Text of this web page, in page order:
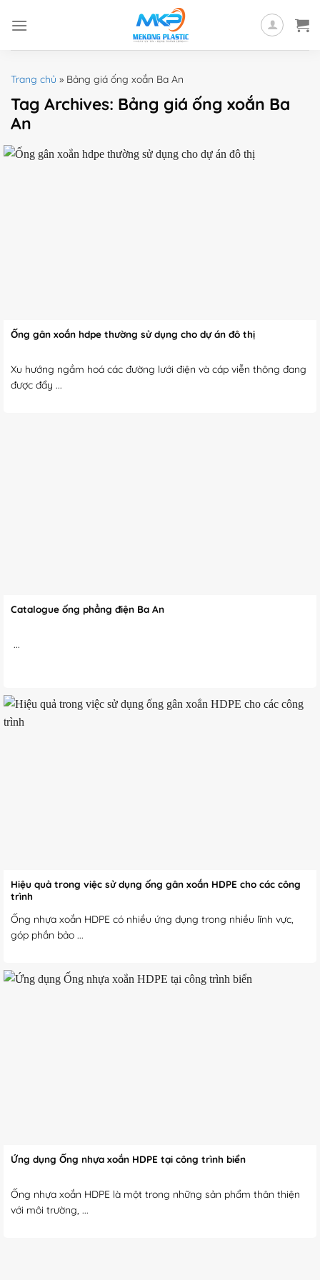
Trang chủ » Bảng giá ống xoắn Ba An
Tag Archives: Bảng giá ống xoắn Ba
An
Ống gân xoắn hdpe thường sử dụng cho dự án đô thị
Xu hướng ngầm hoá các đường lưới điện và cáp viễn thông đang
được đẩy ...
Catalogue ống phẳng điện Ba An
...
Hiệu quả trong việc sử dụng ống gân xoắn HDPE cho các công
trình
Ống nhựa xoắn HDPE có nhiều ứng dụng trong nhiều lĩnh vực,
góp phần bảo ...
Ứng dụng Ống nhựa xoắn HDPE tại công trình biển
Ống nhựa xoắn HDPE là một trong những sản phẩm thân thiện
với môi trường, ...